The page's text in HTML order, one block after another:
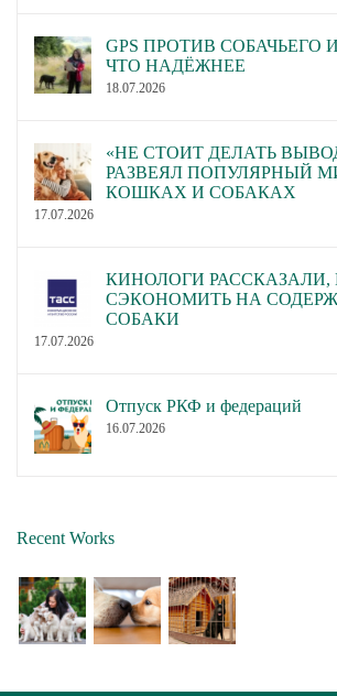
GPS ПРОТИВ СОБАЧЬЕГО
ЧТО НАДЁЖНЕЕ
18.07.2026
«НЕ СТОИТ ДЕЛАТЬ
РАЗВЕЯЛ ПОПУЛЯРНЫЙ
КОШКАХ И СОБАКАХ
17.07.2026
КИНОЛОГИ РАССКАЗАЛИ,
СЭКОНОМИТЬ НА
СОБАКИ
17.07.2026
Отпуск РКФ и федераций
16.07.2026
Recent Works